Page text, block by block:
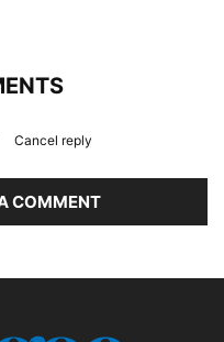
Cancel reply
COMMENT